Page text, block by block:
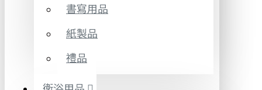
書寫用品
紙製品
禮品